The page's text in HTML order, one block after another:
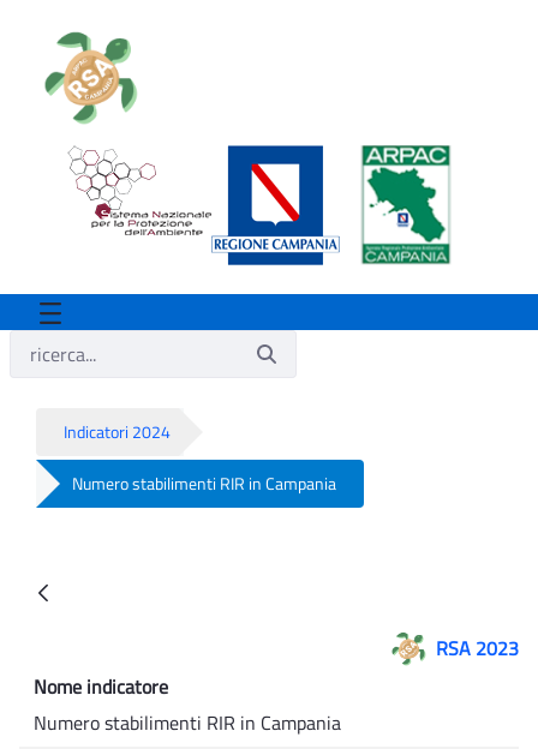
Indicatori 2024
Numero stabilimenti RIR in Campania
RSA 2023
Nome indicatore
Numero stabilimenti RIR in Campania